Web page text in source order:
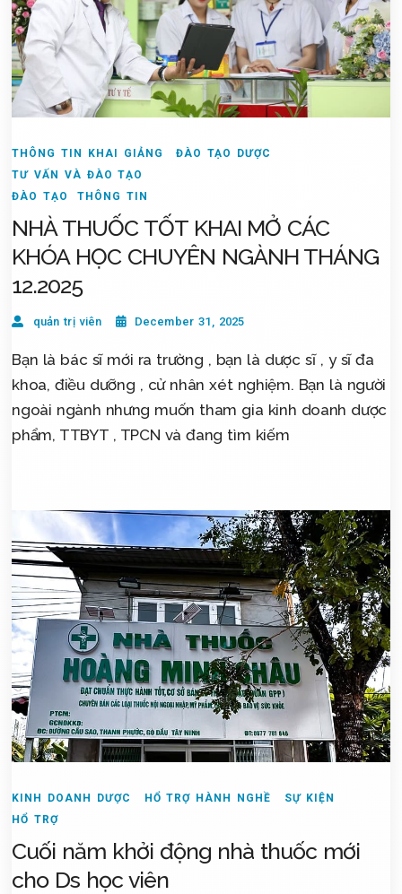
THÔNG TIN KHAI GIẢNG
ĐÀO TẠO DƯỢC
TƯ VẤN VÀ ĐÀO TẠO
ĐÀO TẠO
THÔNG TIN
NHÀ THUỐC TỐT KHAI MỞ CÁC
KHÓA HỌC CHUYÊN NGÀNH THÁNG
12.2025
quản trị viên December 31, 2025
Bạn là bác sĩ mới ra trường , bạn là dược sĩ , y sĩ đa
khoa, điều dưỡng , cử nhân xét nghiệm. Bạn là người
ngoài ngành nhưng muốn tham gia kinh doanh dược
phẩm, TTBYT , TPCN và đang tìm kiếm
KINH DOANH DƯỢC HỔ TRỢ HÀNH NGHỀ
SỰ KIỆN
HỔ TRỢ
Cuối năm khởi động nhà thuốc mới
cho Ds học viên